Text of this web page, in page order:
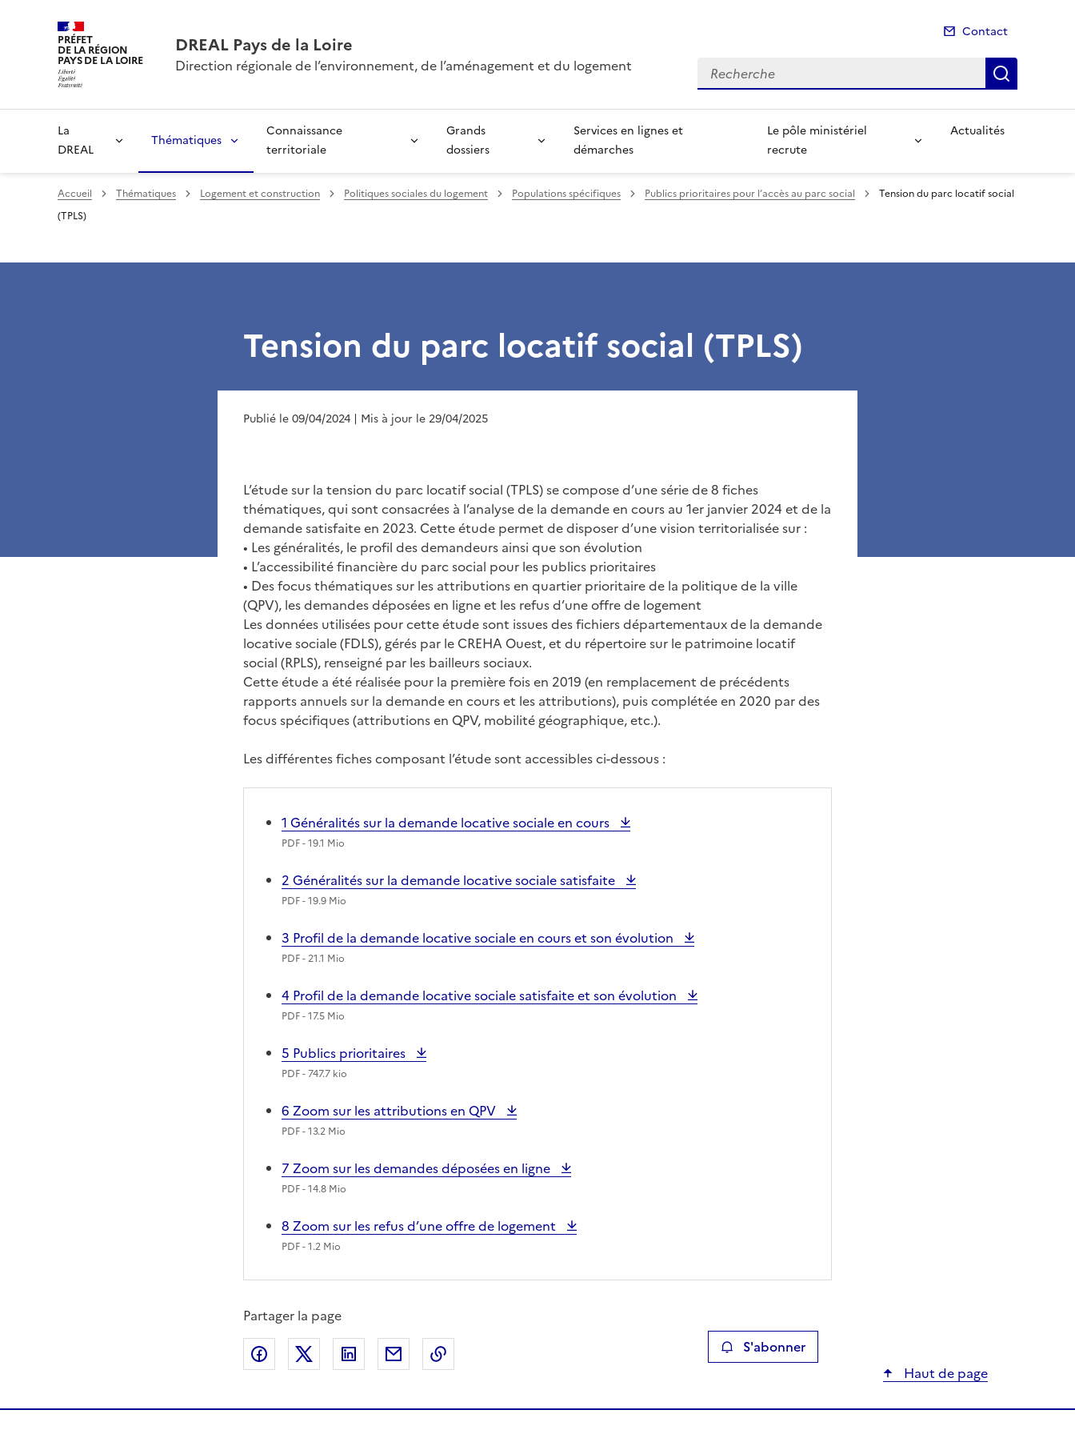
PRÉFET
DE LA RÉGION
PAYS DE LA LOIRE
DREAL Pays de la Loire
Direction régionale de l’environnement, de l’aménagement et du logement
Contact
Recherche
La
DREAL
Thématiques
Connaissance
territoriale
Grands
dossiers
Services en lignes et
démarches
Le pôle ministériel
recrute
Actualités
Accueil Thématiques Logement et construction Politiques sociales du logement Populations spécifiques Publics prioritaires pour l’accès au parc social
Tension du parc locatif social
(TPLS)
Tension du parc locatif social (TPLS)
Publié le 09/04/2024 | Mis à jour le 29/04/2025
L’étude sur la tension du parc locatif social (TPLS) se compose d’une série de 8 fiches
thématiques, qui sont consacrées à l’analyse de la demande en cours au 1er janvier 2024 et de la
demande satisfaite en 2023. Cette étude permet de disposer d’une vision territorialisée sur :
• Les généralités, le profil des demandeurs ainsi que son évolution
• L’accessibilité financière du parc social pour les publics prioritaires
• Des focus thématiques sur les attributions en quartier prioritaire de la politique de la ville
(QPV), les demandes déposées en ligne et les refus d’une offre de logement
Les données utilisées pour cette étude sont issues des fichiers départementaux de la demande
locative sociale (FDLS), gérés par le CREHA Ouest, et du répertoire sur le patrimoine locatif
social (RPLS), renseigné par les bailleurs sociaux.
Cette étude a été réalisée pour la première fois en 2019 (en remplacement de précédents
rapports annuels sur la demande en cours et les attributions), puis complétée en 2020 par des
focus spécifiques (attributions en QPV, mobilité géographique, etc.).
Les différentes fiches composant l’étude sont accessibles ci-dessous :
1 Généralités sur la demande locative sociale en cours
PDF- 19.1 Mio
2 Généralités sur la demande locative sociale satisfaite
PDF- 19.9 Mio
3 Profil de la demande locative sociale en cours et son évolution
PDF- 21.1 Mio
4 Profil de la demande locative sociale satisfaite et son évolution
PDF- 17.5 Mio
5 Publics prioritaires
PDF- 747.7 kio
6 Zoom sur les attributions en QPV
PDF- 13.2 Mio
7 Zoom sur les demandes déposées en ligne
PDF- 14.8 Mio
8 Zoom sur les refus d’une offre de logement
PDF- 1.2 Mio
Partager la page
Partager sur Facebook
Partager sur XPartager sur LinkedIn
Partager par emailCopier le lien de la page dans le presse-papier S'abonner
Haut de page